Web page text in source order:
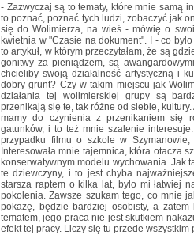
- Zazwyczaj są to tematy, które mnie samą
to poznać, poznać tych ludzi, zobaczyć jak
się do Wolimierza, na wieś - mówię o
kwietnia w "Czasie na dokument". I - co
to artykuł, w którym przeczytałam, że są
gonitwy za pieniądzem, są
chcieliby swoją działalność artystyczną i
dobry grunt? Czy w takim miejscu jak
działania tej wolimierskiej grupy są
przenikają się te, tak różne od siebie,
mamy do czynienia z przenikaniem się
gatunków, i to też mnie szalenie
przypadku filmu o szkole w
Interesowała mnie tajemnica, która otacza
konserwatywnym modelu wychowania. Jak
te dziewczyny, i to jest chyba
starsza raptem o kilka lat, było mi łatwiej
pokolenia. Zawsze szukam tego, co mnie
pokażę, będzie bardziej osobisty, a
tematem, jego praca nie jest skutkiem
efekt tej pracy. Liczy się tu przede